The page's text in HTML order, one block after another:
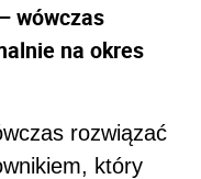
wówczas
na okres
rozwiązać
który